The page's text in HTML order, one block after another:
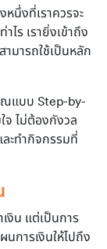
นึ่งที่เราควรจะ
ไร เรายิ่งเข้าถึง
ามารถใช้เป็นหลัก
ณแบบ Step-by-
จ ไม่ต้องกังวล
ละทำกิจกรรมที่
งิน แต่เป็นการ
นการเงินให้ไปถึง